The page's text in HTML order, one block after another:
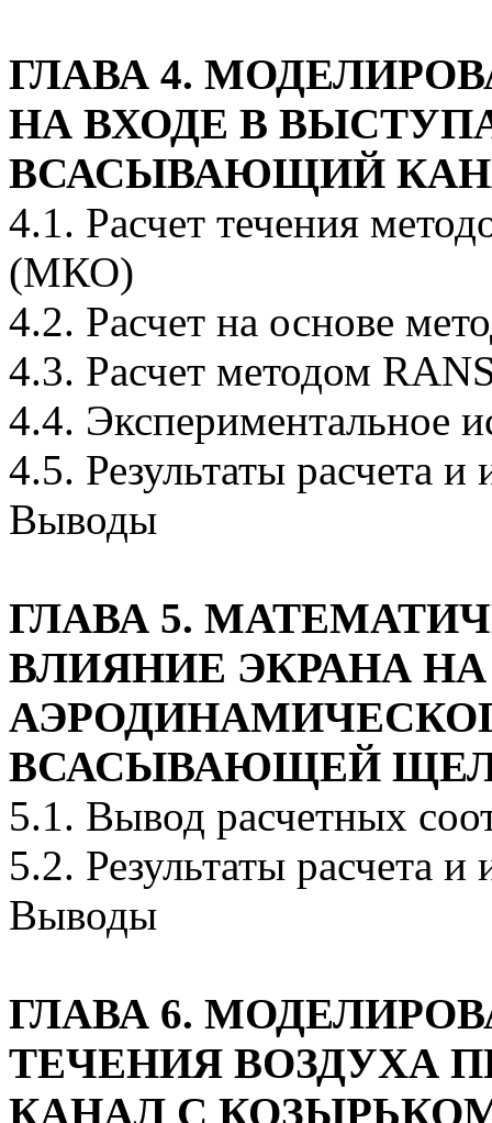
ГЛАВА 4.
НА ВХОДЕ В
ВСАСЫВАЮЩИЙ
4.1. Расчет течения
(МКО)
4.2. Расчет на основе
4.3. Расчет методом
4.4. Экспериментальное
4.5. Результаты расчета
Выводы
ГЛАВА 5.
ВЛИЯНИЕ ЭКРАНА
ВСАСЫВАЮЩЕЙ
5.1. Вывод расчетных
5.2. Результаты расчета
Выводы
ГЛАВА 6.
ТЕЧЕНИЯ ВОЗДУХА
КАНАЛ С